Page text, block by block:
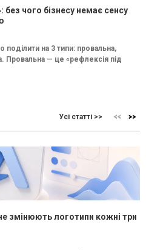
без чого бізнесу немає сенсу
поділити на 3 типи: провальна,
Провальна — це «рефлексія під
Усі статті >>
змінюють логотипи кожні три